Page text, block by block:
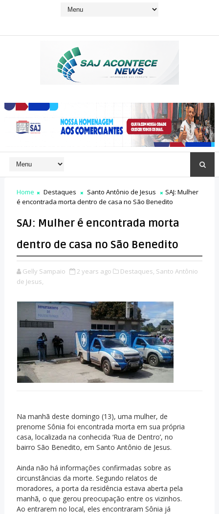
Home Destaques Santo Antônio de Jesus
SAJ: Mulher
é encontrada morta dentro de casa no São Benedito
SAJ: Mulher é encontrada morta
dentro de casa no São Benedito
Gelly Sampaio 2 years ago Destaques, Santo Antônio
de Jesus,
Na manhã deste domingo (13), uma mulher, de
prenome Sônia foi encontrada morta em sua própria
casa, localizada na conhecida ‘Rua de Dentro’, no
bairro São Benedito, em Santo Antônio de Jesus.
Ainda não há informações confirmadas sobre as
circunstâncias da morte. Segundo relatos de
moradores, a porta da residência estava aberta pela
manhã, o que gerou preocupação entre os vizinhos.
Ao entrarem no local, eles encontraram Sônia já